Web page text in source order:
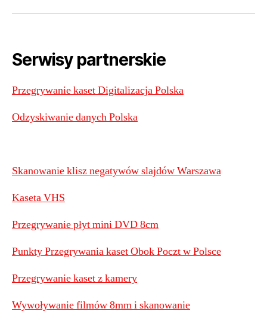
Serwisy partnerskie
Przegrywanie kaset Digitalizacja Polska
Odzyskiwanie danych Polska
Skanowanie klisz negatywów slajdów Warszawa
Kaseta VHS
Przegrywanie płyt mini DVD 8cm
Punkty Przegrywania kaset Obok Poczt w Polsce
Przegrywanie kaset z kamery
Wywoływanie filmów 8mm i skanowanie